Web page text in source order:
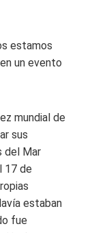
estamos
un evento
mundial de
sus
del Mar
17 de
estaban
fue